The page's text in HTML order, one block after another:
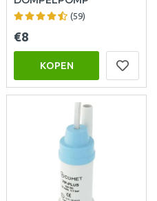
(59)
€8
KOPEN